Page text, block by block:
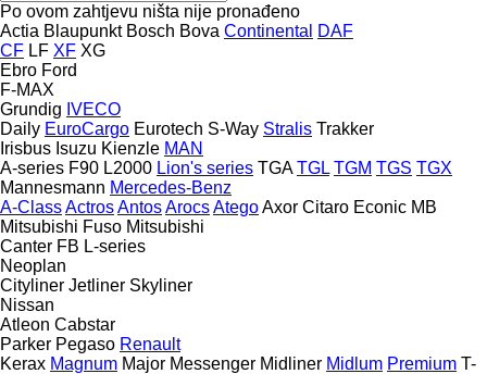
Po ovom zahtjevu ništa nije pronađeno
Actia Blaupunkt Bosch Bova Continental
DAF
CF LF XF XG
Ebro Ford
F-MAX
Grundig IVECO
Daily EuroCargo Eurotech S-Way Stralis Trakker
Irisbus Isuzu Kienzle MAN
A-series F90 L2000 Lion's series TGA TGL TGM TGS TGX
Mannesmann Mercedes-Benz
A-ClassActrosAntosArocsAtegoAxor Citaro Econic MB
Mitsubishi Fuso Mitsubishi
Canter FB L-series
Neoplan
Cityliner Jetliner Skyliner
Nissan
Atleon Cabstar
Parker Pegaso Renault
Kerax Magnum Major Messenger Midliner Midlum Premium T-